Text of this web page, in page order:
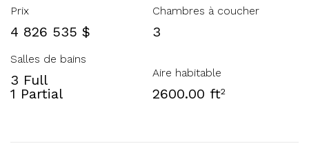
Prix
4 826 535 $
Chambres à coucher
3
Salles de bains
3 Full
1 Partial
Aire habitable
2600.00 ft2